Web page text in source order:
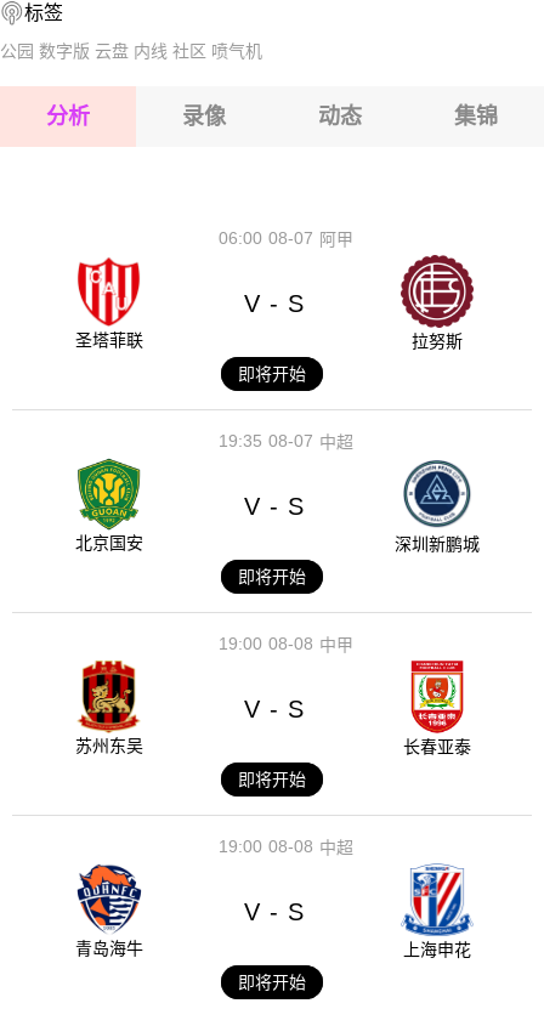
2026-08-15 【中甲】 苏州东吴VS深圳青年人
标签
公园 数字版 云盘 内线 社区 喷气机
分析 录像 动态 集锦
08-07
06:00 阿甲
圣塔菲联
V - S
拉努斯
即将开始
08-07
19:35 中超
北京国安
V - S
深圳新鹏城
即将开始
08-08
19:00 中甲
苏州东吴
V - S
长春亚泰
即将开始
08-08
19:00 中超
青岛海牛
V - S
上海申花
即将开始